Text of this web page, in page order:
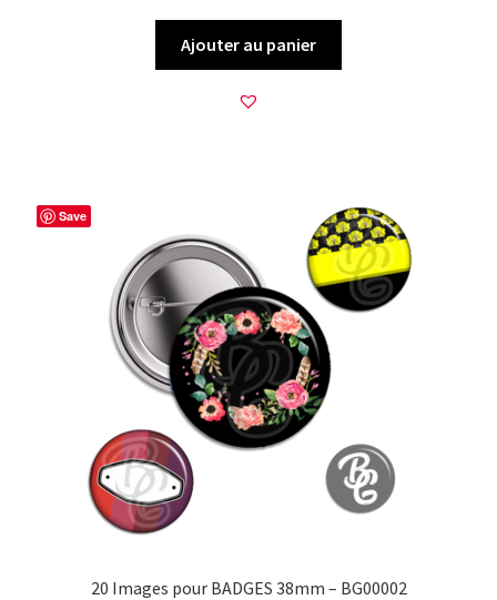
Ajouter au panier
Save
20 Images pour BADGES 38mm – BG00002